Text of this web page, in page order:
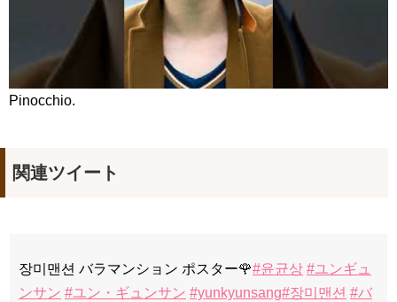
Pinocchio.
関連ツイート
장미맨션 バラマンション ポスター🌹#윤균상 #ユンギュ
ンサン #ユン・ギュンサン #yunkyunsang#장미맨션 #バ